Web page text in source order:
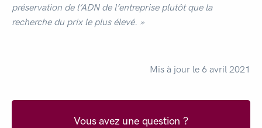
préservation de l’ADN de l’entreprise plutôt que la
recherche du prix le plus élevé. »
Mis à jour le 6 avril 2021
Vous avez une question ?